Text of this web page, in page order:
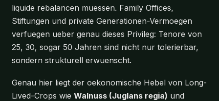
liquide rebalancen muessen. Family Offices,
Stiftungen und private Generationen-Vermoegen
verfuegen ueber genau dieses Privileg: Tenore von
25, 30, sogar 50 Jahren sind nicht nur tolerierbar,
sondern strukturell erwuenscht.
Genau hier liegt der oekonomische Hebel von Long-
Lived-Crops wie Walnuss (Juglans regia) und